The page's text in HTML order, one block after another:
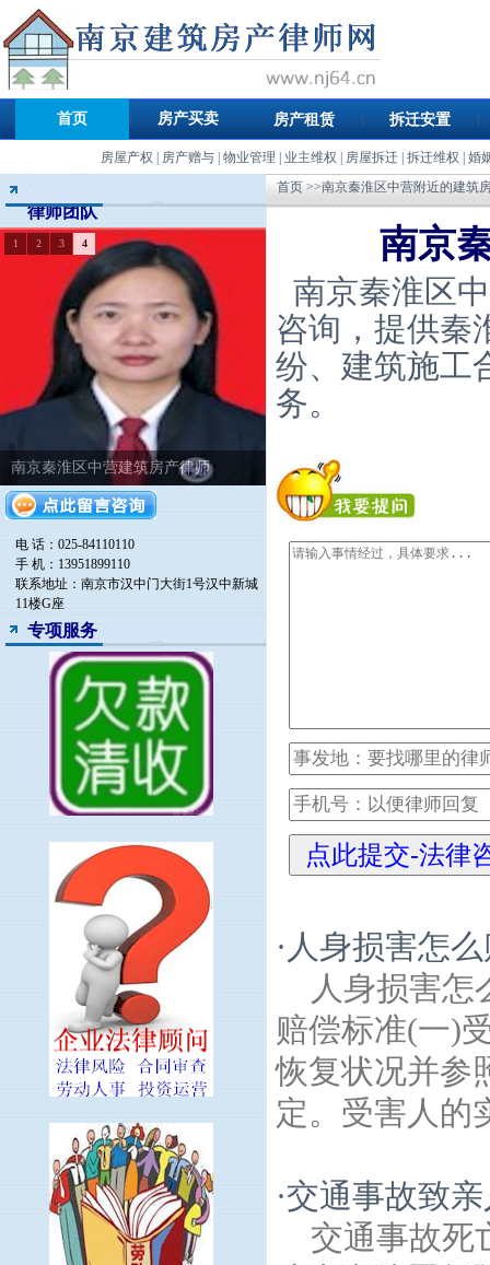
首页 房产买卖 房产租赁 拆迁安置
房屋产权 房产赠与| 物业管理 业主维权 房屋拆迁| 拆迁维权 婚
律师团队
南京秦淮区中营建筑房产律师
1 2 3 4
电 话：025-84110110
手 机：13951899110
联系地址：南京市汉中门大街1号汉中新城
11楼G座
专项服务
首页 >>南京秦淮区中营附近的建筑
南京
南京秦淮区
咨询，提供秦
纷、建筑施工
务。
· 人身损害怎
人身损害
赔偿标准(一)
恢复状况并参
定。受害人的
·交通事故致
交通事故死